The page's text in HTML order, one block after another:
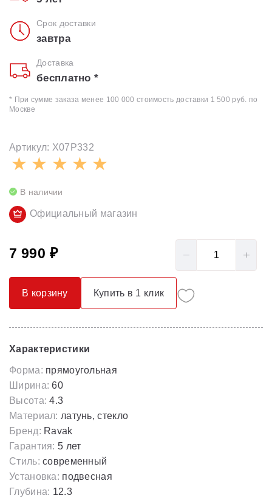
Полотенцесушители
Средства ухода
Срок доставки
завтра
Доставка
бесплатно *
* При сумме заказа менее 100 000 стоимость доставки 1 500 руб. по
Москве
Артикул: X07P332
В наличии
Официальный магазин
7 990 ₽
В корзину Купить в 1 клик
Характеристики
Форма: прямоугольная
Ширина: 60
Высота: 4.3
Материал: латунь, стекло
Бренд: Ravak
Гарантия: 5 лет
Стиль: современный
Установка: подвесная
Глубина: 12.3